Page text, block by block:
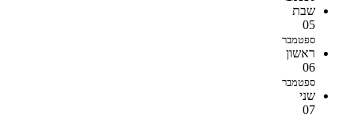
שבת
05
ספטמבר
ראשון
06
ספטמבר
שני
07